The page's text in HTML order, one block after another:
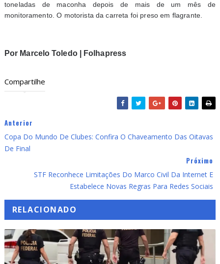
toneladas de maconha depois de mais de um mês de
monitoramento. O motorista da carreta foi preso em flagrante.
Por Marcelo Toledo | Folhapress
Compartilhe
Anterior
Copa Do Mundo De Clubes: Confira O Chaveamento Das Oitavas
De Final
Próximo
STF Reconhece Limitações Do Marco Civil Da Internet E
Estabelece Novas Regras Para Redes Sociais
RELACIONADO